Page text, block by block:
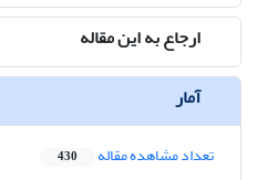
ارجاع به این مقاله
آمار
تعداد مشاهده مقاله 430